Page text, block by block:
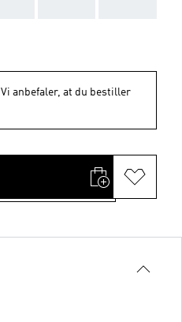
Vi anbefaler, at du bestiller